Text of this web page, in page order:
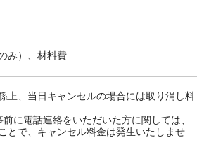
み）、材料費
上、当日キャンセルの場合には取り消し料
に電話連絡をいただいた方に関しては、
とで、キャンセル料金は発生いたしませ